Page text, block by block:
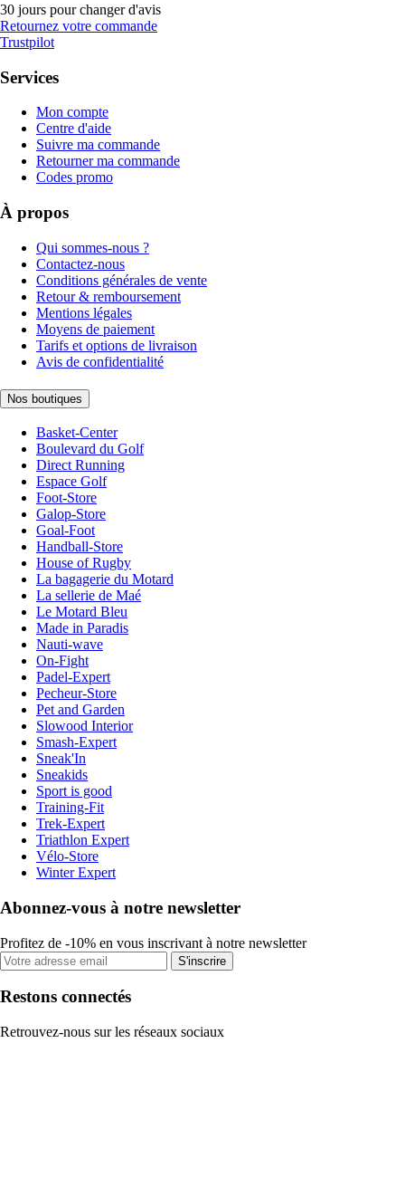
30 jours pour changer d'avis
Retournez votre commande
Trustpilot
Services
Mon compte
Centre d'aide
Suivre ma commande
Retourner ma commande
Codes promo
À propos
Qui sommes-nous ?
Contactez-nous
Conditions générales de vente
Retour & remboursement
Mentions légales
Moyens de paiement
Tarifs et options de livraison
Avis de confidentialité
Nos boutiques
Basket-Center
Boulevard du Golf
Direct Running
Espace Golf
Foot-Store
Galop-Store
Goal-Foot
Handball-Store
House of Rugby
La bagagerie du Motard
La sellerie de Maé
Le Motard Bleu
Made in Paradis
Nauti-wave
On-Fight
Padel-Expert
Pecheur-Store
Pet and Garden
Slowood Interior
Smash-Expert
Sneak'In
Sneakids
Sport is good
Training-Fit
Trek-Expert
Triathlon Expert
Vélo-Store
Winter Expert
Abonnez-vous à notre newsletter
Profitez de -10% en vous inscrivant à notre newsletter
S'inscrire
Restons connectés
Retrouvez-nous sur les réseaux sociaux